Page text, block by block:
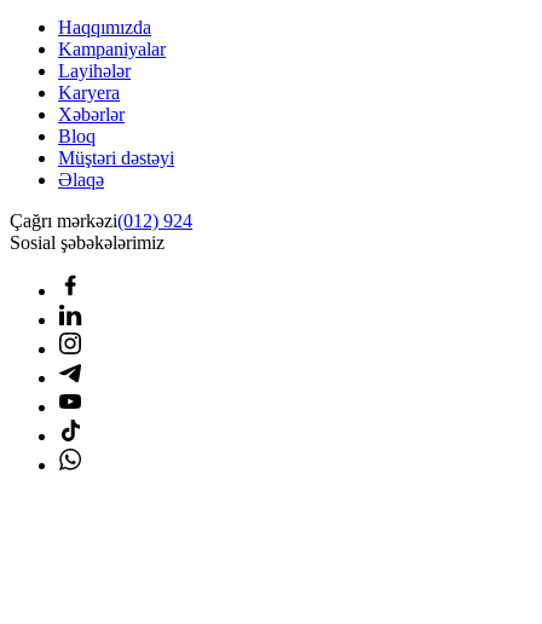
Haqqımızda
Kampaniyalar
Layihələr
Karyera
Xəbərlər
Bloq
Müştəri dəstəyi
Əlaqə
Çağrı mərkəzi(012) 924
Sosial şəbəkələrimiz